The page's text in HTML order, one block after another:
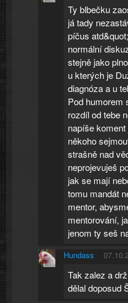
Ty blbečku
já tady
píčus
normální
stejně jako
u kterých je
diagnóza a u
Pod humorem
rozdíl od tebe
napíše
někoho
strašně nad
neprojevuješ
jak se mají
tomu mandát
mentor,
mentorování,
jenom ty seš
Hundass
Tak zalez a
dělal doposud